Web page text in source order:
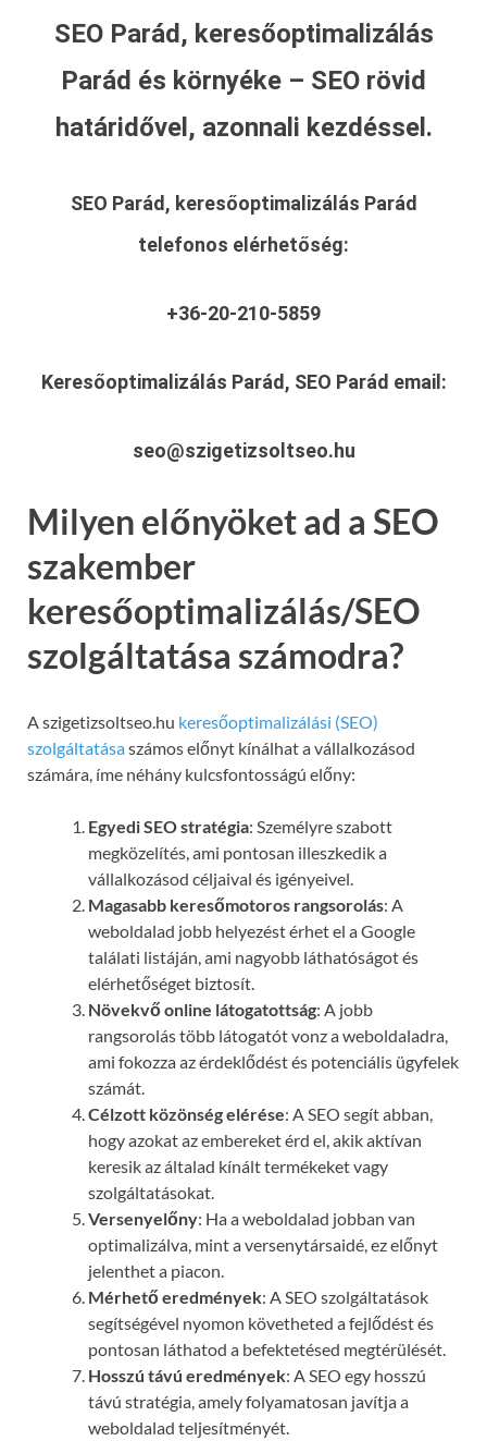
SEO Parád, keresőoptimalizálás
Parád és környéke – SEO rövid
határidővel, azonnali kezdéssel.
SEO Parád, keresőoptimalizálás Parád
telefonos elérhetőség:
+36-20-210-5859
Keresőoptimalizálás Parád, SEO Parád email:
seo@szigetizsoltseo.hu
Milyen előnyöket ad a SEO
szakember
keresőoptimalizálás/SEO
szolgáltatása számodra?
A szigetizsoltseo.hu keresőoptimalizálási (SEO)
szolgáltatásaszámos előnyt kínálhat a vállalkozásod
számára, íme néhány kulcsfontosságú előny:
Egyedi SEO stratégia: Személyre szabott
megközelítés, ami pontosan illeszkedik a
vállalkozásod céljaival és igényeivel.
Magasabb keresőmotoros rangsorolás: A
weboldalad jobb helyezést érhet el a Google
találati listáján, ami nagyobb láthatóságot és
elérhetőséget biztosít.
Növekvő online látogatottság: A jobb
rangsorolás több látogatót vonz a weboldaladra,
ami fokozza az érdeklődést és potenciális ügyfelek
számát.
Célzott közönség elérése: A SEO segít abban,
hogy azokat az embereket érd el, akik aktívan
keresik az általad kínált termékeket vagy
szolgáltatásokat.
Versenyelőny: Ha a weboldalad jobban van
optimalizálva, mint a versenytársaidé, ez előnyt
jelenthet a piacon.
Mérhető eredmények: A SEO szolgáltatások
segítségével nyomon követheted a fejlődést és
pontosan láthatod a befektetésed megtérülését.
Hosszú távú eredmények: A SEO egy hosszú
távú stratégia, amely folyamatosan javítja a
weboldalad teljesítményét.